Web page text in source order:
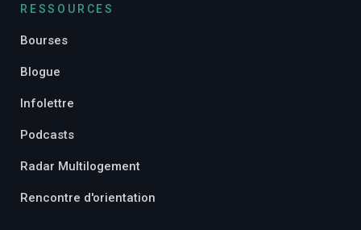
RESSOURCES
Bourses
Blogue
Infolettre
Podcasts
Radar Multilogement
Rencontre d'orientation